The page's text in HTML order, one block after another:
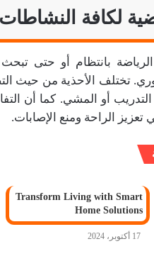
لكافة النشاطات
بانتظام أو حتى تبحث
تختلف الأحذية من حيث
أو المشي. كما أن
تعزيز الراحة ومنع الإصابات.
Transform Living with Smart
Home Solutions
17 أكتوبر، 2024